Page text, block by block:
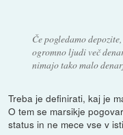
Če pogledamo
ogromno ljudi več
nimajo tako malo
Treba je definirati, kaj je
O tem se marsikje
status in ne mece vse v